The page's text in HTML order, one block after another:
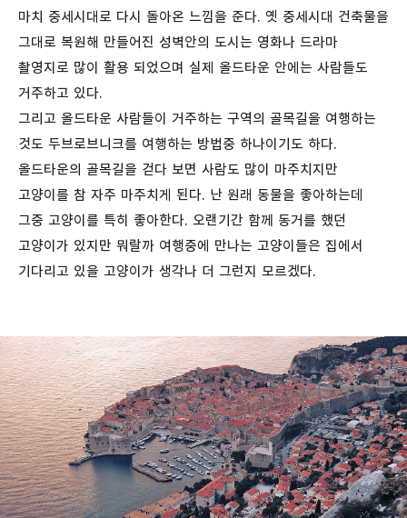
마치 중세시대로 다시 돌아온 느낌을 준다. 옛 중세시대 건축물을
그대로 복원해 만들어진 성벽안의 도시는 영화나 드라마
촬영지로 많이 활용 되었으며 실제 올드타운 안에는 사람들도
거주하고 있다.
그리고 올드타운 사람들이 거주하는 구역의 골목길을 여행하는
것도 두브로브니크를 여행하는 방법중 하나이기도 하다.
올드타운의 골목길을 걷다 보면 사람도 많이 마주치지만
고양이를 참 자주 마주치게 된다. 난 원래 동물을 좋아하는데
그중 고양이를 특히 좋아한다. 오랜기간 함께 동거를 했던
고양이가 있지만 뭐랄까 여행중에 만나는 고양이들은 집에서
기다리고 있을 고양이가 생각나 더 그런지 모르겠다.